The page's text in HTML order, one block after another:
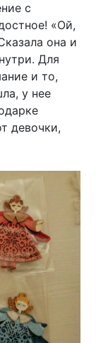
с
«Ой,
она и
Для
и то,
у нее
девочки,